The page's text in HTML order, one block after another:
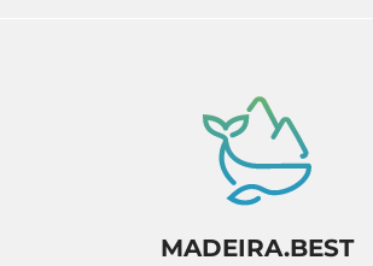
MADEIRA.BEST